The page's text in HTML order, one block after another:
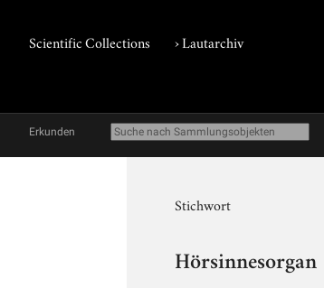
Scientific Collections ›Lautarchiv
Erkunden
Stichwort
Hörsinnesorgan